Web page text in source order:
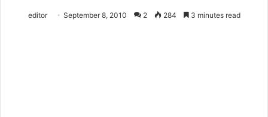
editor September 8, 2010 2 284 3 minutes read